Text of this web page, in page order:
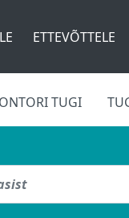
ETTEVÕTTELE
TUGI